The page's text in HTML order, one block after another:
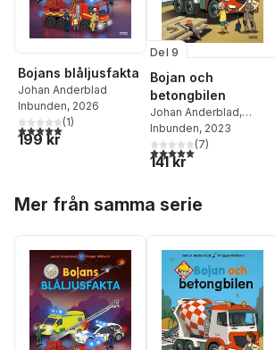
Bojans blåljusfakta
Johan Anderblad
Inbunden, 2026
5,0utav 5 stjärnor. Totalt antal röster:
(1)
199 kr
Del 9
Bojan och
betongbilen
Johan Anderblad,
Filippa Widlund
Inbunden, 2023
5,0utav 5 stjärnor. Totalt
(7)
141 kr
Mer från samma serie